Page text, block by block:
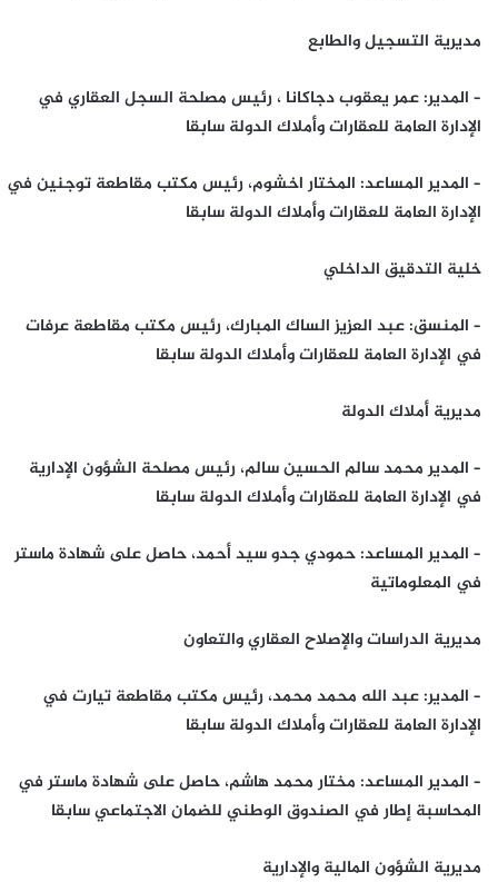
مديرية التسجيل والطابع
– المدير: عمر يعقوب دجاكانا ، رئيس مصلحة السجل العقاري في
الإدارة العامة للعقارات وأملاك الدولة سابقا
– المدير المساعد: المختار اخشوم، رئيس مكتب مقاطعة توجنين في
الإدارة العامة للعقارات وأملاك الدولة سابقا
خلية التدقيق الداخلي
– المنسق: عبد العزيز الساك المبارك، رئيس مكتب مقاطعة عرفات
في الإدارة العامة للعقارات وأملاك الدولة سابقا
مديرية أملاك الدولة
– المدير محمد سالم الحسين سالم، رئيس مصلحة الشؤون الإدارية
في الإدارة العامة للعقارات وأملاك الدولة سابقا
– المدير المساعد: حمودي جدو سيد أحمد، حاصل على شهادة ماستر
في المعلوماتية
مديرية الدراسات والإصلاح العقاري والتعاون
– المدير: عبد الله محمد محمد، رئيس مكتب مقاطعة تيارت في
الإدارة العامة للعقارات وأملاك الدولة سابقا
– المدير المساعد: مختار محمد هاشم، حاصل على شهادة ماستر في
المحاسبة إطار في الصندوق الوطني للضمان الاجتماعي سابقا
مديرية الشؤون المالية والإدارية